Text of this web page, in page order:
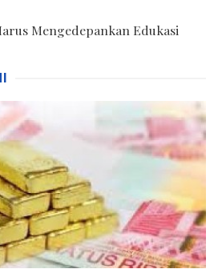
Mengedepankan Edukasi